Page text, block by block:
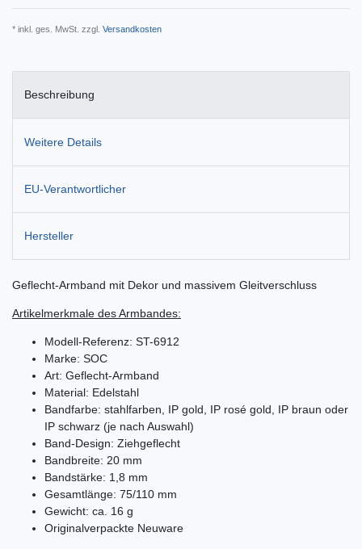
* inkl. ges. MwSt. zzgl. Versandkosten
Beschreibung
Weitere Details
EU-Verantwortlicher
Hersteller
Geflecht-Armband mit Dekor und massivem Gleitverschluss
Artikelmerkmale des Armbandes:
Modell-Referenz: ST-6912
Marke: SOC
Art: Geflecht-Armband
Material: Edelstahl
Bandfarbe: stahlfarben, IP gold, IP rosé gold, IP braun oder
IP schwarz (je nach Auswahl)
Band-Design: Ziehgeflecht
Bandbreite: 20 mm
Bandstärke: 1,8 mm
Gesamtlänge: 75/110 mm
Gewicht: ca. 16 g
Originalverpackte Neuware